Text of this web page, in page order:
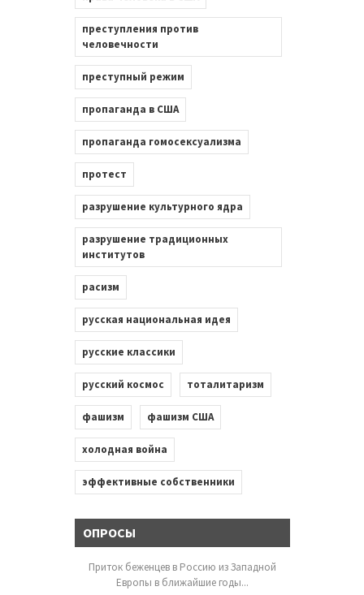
преступления против
человечности
преступный режим
пропаганда в США
пропаганда гомосексуализма
протест
разрушение культурного ядра
разрушение традиционных
институтов
расизм
русская национальная идея
русские классики
русский космос тоталитаризм
фашизм фашизм США
холодная война
эффективные собственники
ОПРОСЫ
Приток беженцев в Россию из Западной
Европы в ближайшие годы...